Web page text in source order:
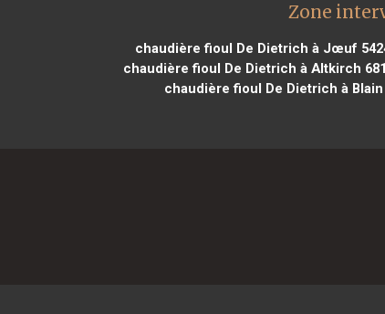
Zone
chaudière fioul De Dietrich à Jœuf
chaudière fioul De Dietrich à Altkirch
chaudière fioul De Dietrich à Blain